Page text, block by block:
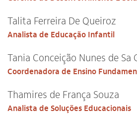
Alto Contraste
Talita Ferreira De Queiroz
Analista de Educação Infantil
Tania Conceição Nunes de Sa
Coordenadora de Ensino
Thamires de França Souza
Analista de Soluções Educacionais